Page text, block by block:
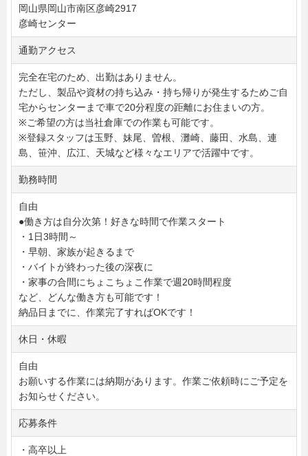
岡山県岡山市南区彦崎2917
彦崎センター
通勤アクセス
完全在宅のため、出勤はありません。
ただし、製品や資材の持ち込み・持ち帰りが発生するためご自
宅からセンターまで車で20分程度の距離にお住まいの方。
※ご希望の方は当社倉庫での作業も可能です。
※登録スタッフは玉野、妹尾、曽根、灘崎、藤田、水島、連
島、笹沖、広江、天城など様々なエリアで活躍中です。
勤務時間
自由
●働き方は自分次第！好きな時間で作業スタート
・1日3時間～
・早朝、家族が起きるまで
・バイトが終わった後の深夜に
・家事の合間にちょこちょこ作業で週20時間程度
など、どんな働き方も可能です！
納品日までに、作業完了すればOKです！
休日・休暇
自由
お願いする作業には納期があります。作業ご依頼時にご予定を
お知らせください。
応募条件
・高卒以上